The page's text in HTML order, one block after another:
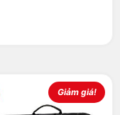
Giảm giá!